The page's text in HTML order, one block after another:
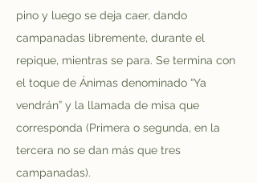
pino y luego se deja caer, dando
campanadas libremente, durante el
repique, mientras se para. Se termina con
el toque de Ánimas denominado “Ya
vendrán” y la llamada de misa que
corresponda (Primera o segunda, en la
tercera no se dan más que tres
campanadas).